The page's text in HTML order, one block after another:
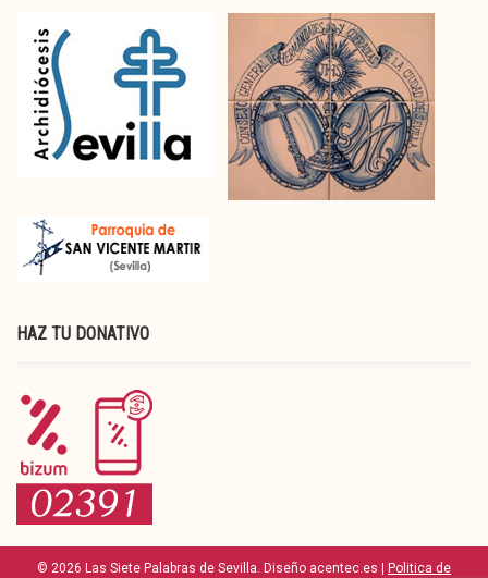
HAZ TU DONATIVO
© 2026 Las Siete Palabras de Sevilla. Diseño acentec.es | Politica de